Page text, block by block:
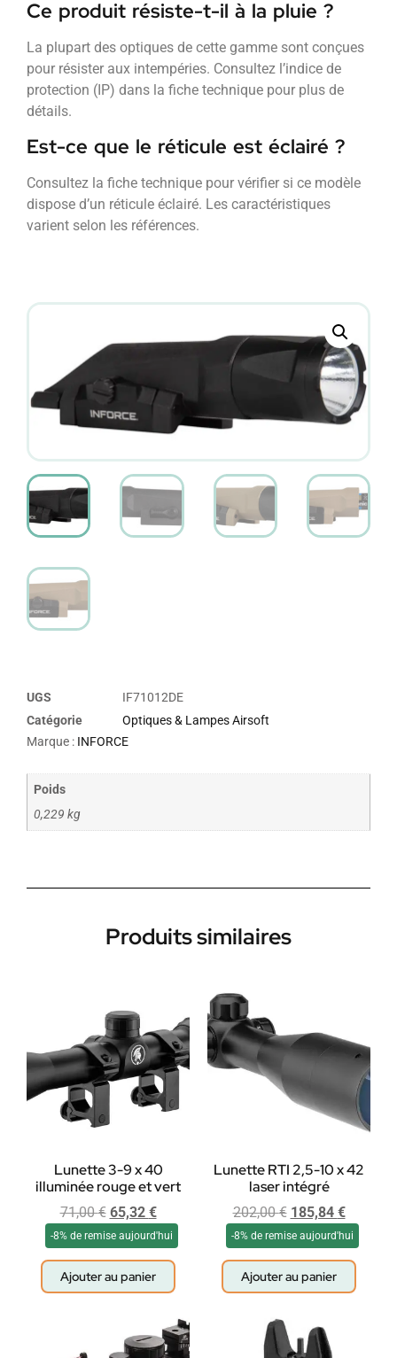
Ce produit résiste-t-il à la pluie ?
La plupart des optiques de cette gamme sont conçues
pour résister aux intempéries. Consultez l’indice de
protection (IP) dans la fiche technique pour plus de
détails.
Est-ce que le réticule est éclairé ?
Consultez la fiche technique pour vérifier si ce modèle
dispose d’un réticule éclairé. Les caractéristiques
varient selon les références.
UGS
IF71012DE
Catégorie
Optiques & Lampes Airsoft
Marque : INFORCE
Poids
0,229 kg
Produits similaires
Lunette 3-9 x 40
illuminée rouge et vert
71,00€ 65,32 €
-8% de remise aujourd'hui
Ajouter au panier
Lunette RTI 2,5-10 x 42
laser intégré
202,00€ 185,84 €
-8% de remise aujourd'hui
Ajouter au panier